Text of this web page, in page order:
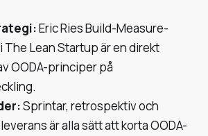
Eric Ries Build-Measure-
The Lean Startupär en direkt
OODA-principer på
Sprintar, retrospektiv och
är alla sätt att korta OODA-